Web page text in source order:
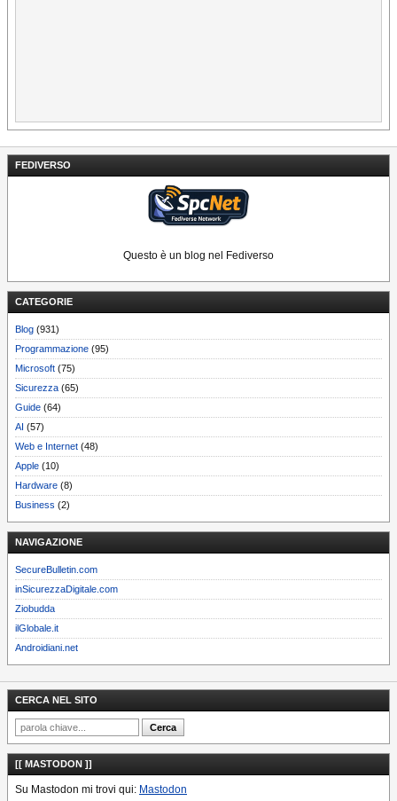
FEDIVERSO
Questo è un blog nel Fediverso
CATEGORIE
Blog (931)
Programmazione (95)
Microsoft (75)
Sicurezza (65)
Guide (64)
AI (57)
Web e Internet (48)
Apple (10)
Hardware (8)
Business (2)
NAVIGAZIONE
SecureBulletin.com
inSicurezzaDigitale.com
Ziobudda
ilGlobale.it
Androidiani.net
CERCA NEL SITO
[[ MASTODON ]]
Su Mastodon mi trovi qui: Mastodon